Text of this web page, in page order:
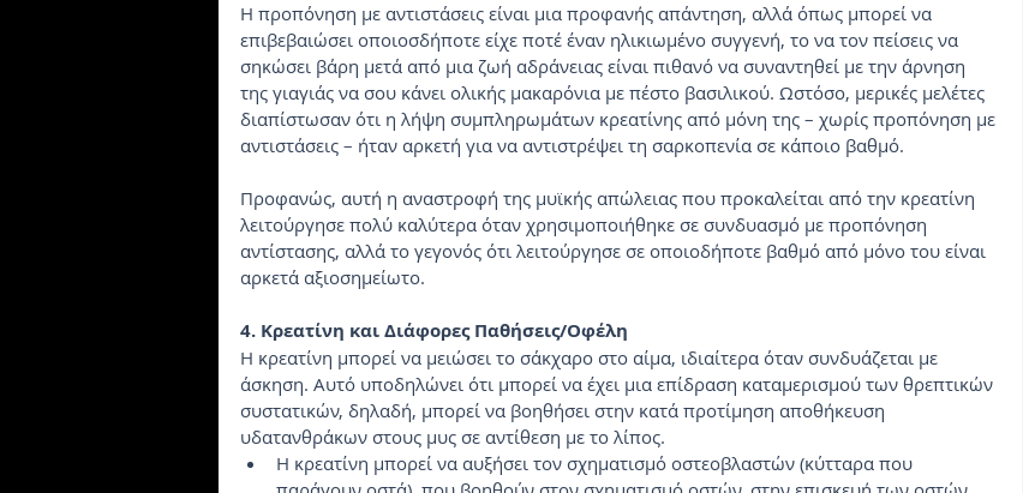
Η προπόνηση με αντιστάσεις είναι μια προφανής απάντηση, αλλά όπως μπορεί να
επιβεβαιώσει οποιοσδήποτε είχε ποτέ έναν ηλικιωμένο συγγενή, το να τον πείσεις να
σηκώσει βάρη μετά από μια ζωή αδράνειας είναι πιθανό να συναντηθεί με την άρνηση
της γιαγιάς να σου κάνει ολικής μακαρόνια με πέστο βασιλικού. Ωστόσο, μερικές μελέτες
διαπίστωσαν ότι η λήψη συμπληρωμάτων κρεατίνης από μόνη της – χωρίς προπόνηση με
αντιστάσεις – ήταν αρκετή για να αντιστρέψει τη σαρκοπενία σε κάποιο βαθμό.
Προφανώς, αυτή η αναστροφή της μυϊκής απώλειας που προκαλείται από την κρεατίνη
λειτούργησε πολύ καλύτερα όταν χρησιμοποιήθηκε σε συνδυασμό με προπόνηση
αντίστασης, αλλά το γεγονός ότι λειτούργησε σε οποιοδήποτε βαθμό από μόνο του είναι
αρκετά αξιοσημείωτο.
4. Κρεατίνη και Διάφορες Παθήσεις/Οφέλη
Η κρεατίνη μπορεί να μειώσει το σάκχαρο στο αίμα, ιδιαίτερα όταν συνδυάζεται με
άσκηση. Αυτό υποδηλώνει ότι μπορεί να έχει μια επίδραση καταμερισμού των θρεπτικών
συστατικών, δηλαδή, μπορεί να βοηθήσει στην κατά προτίμηση αποθήκευση
υδατανθράκων στους μυς σε αντίθεση με το λίπος.
Η κρεατίνη μπορεί να αυξήσει τον σχηματισμό οστεοβλαστών (κύτταρα που